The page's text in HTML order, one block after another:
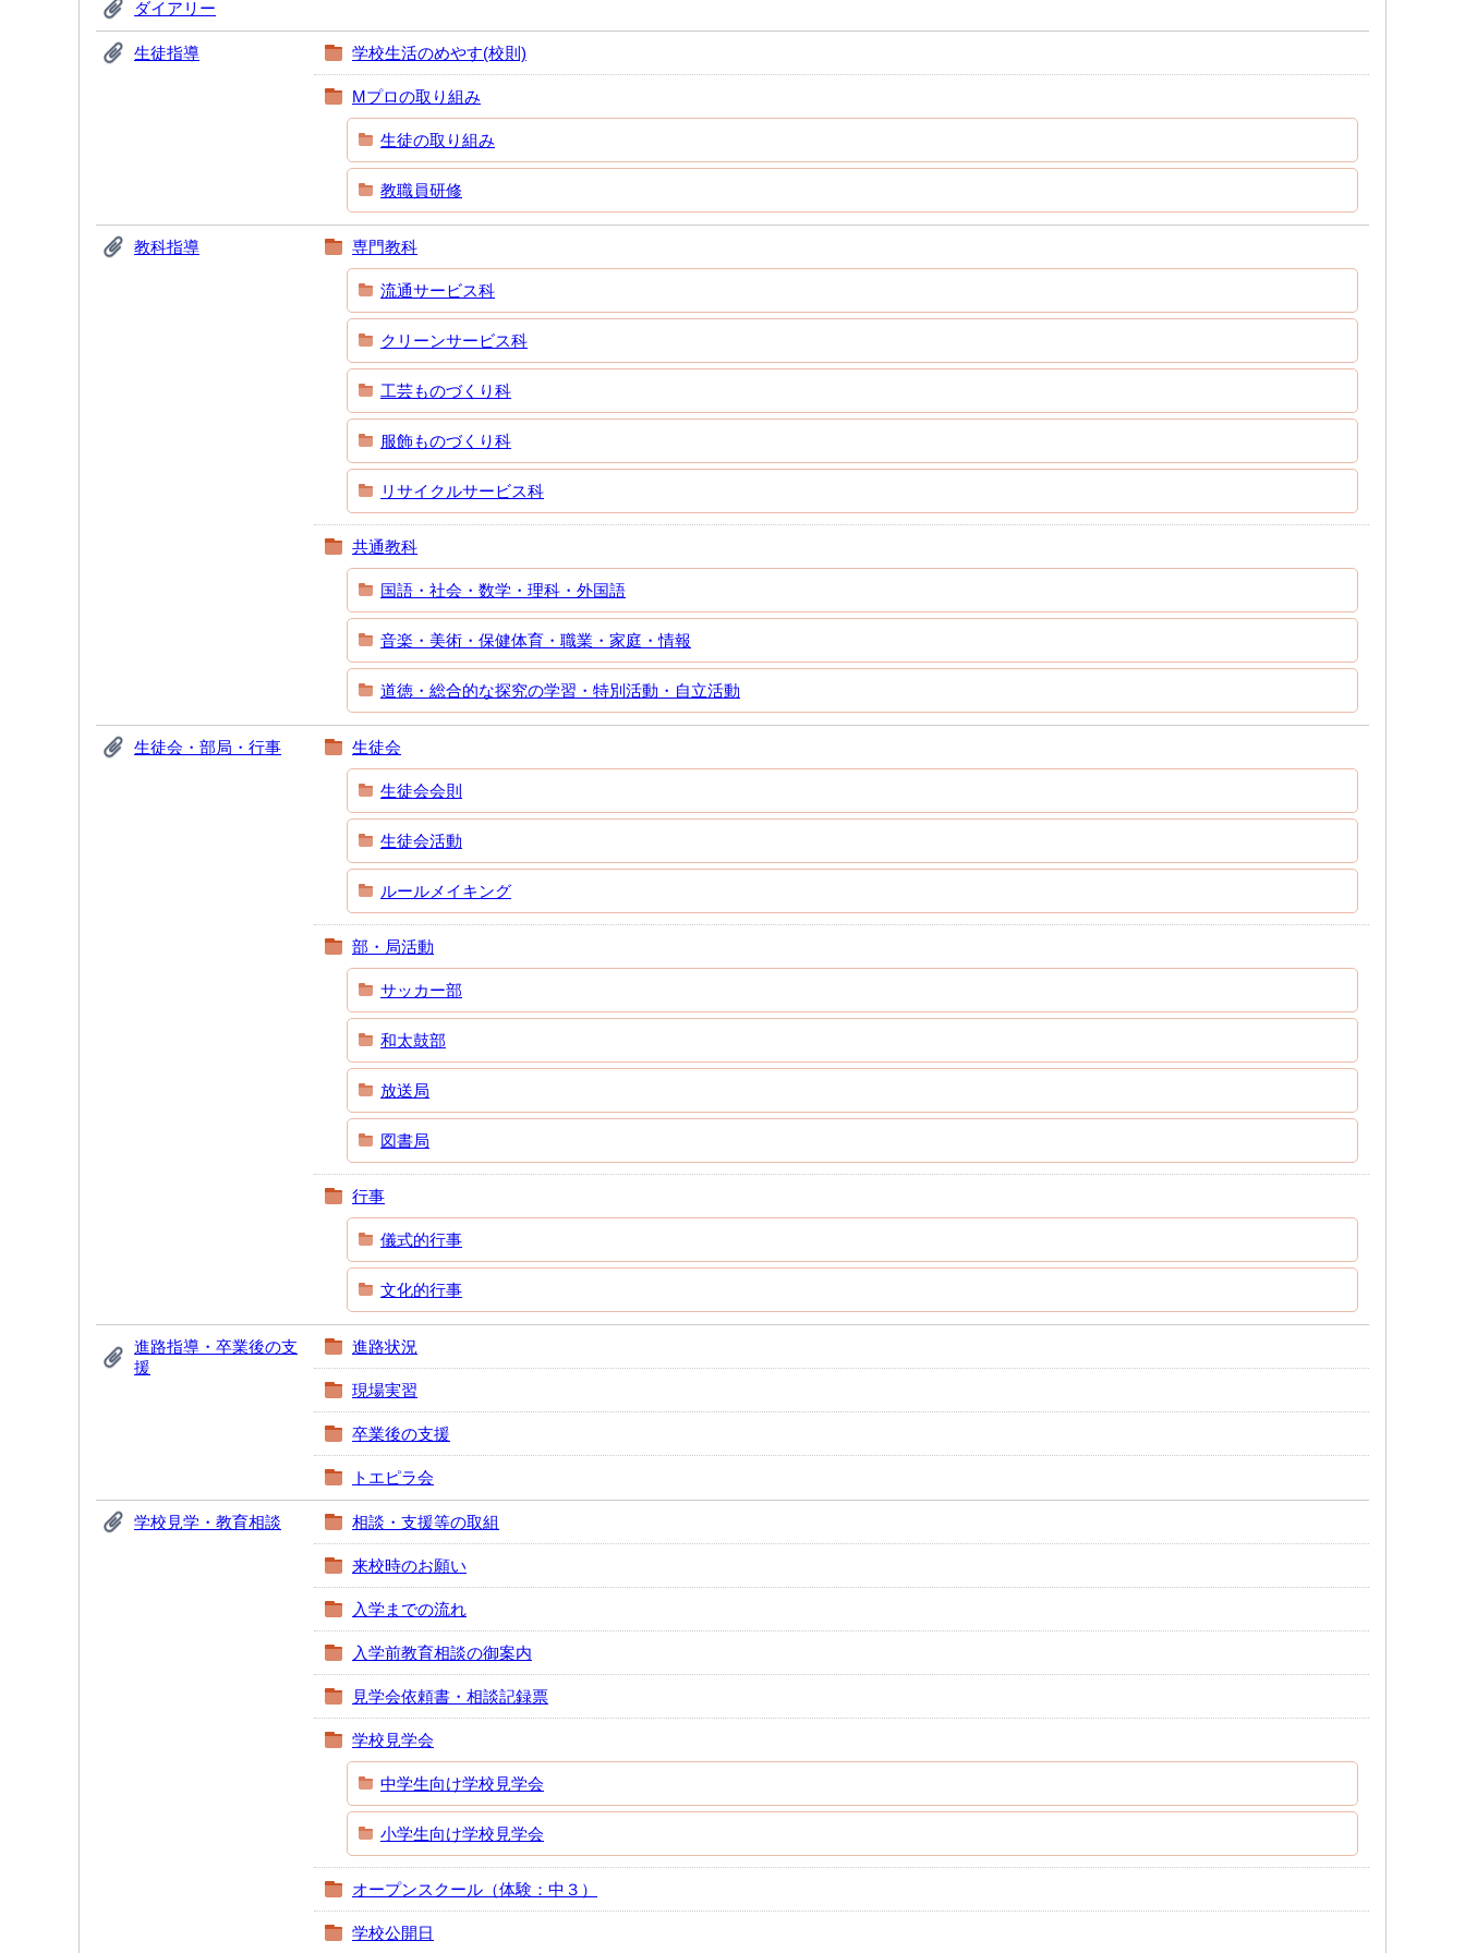
ダイアリー
生徒指導 学校生活のめやす(校則)
Mプロの取り組み
生徒の取り組み
教職員研修
教科指導 専門教科
流通サービス科
クリーンサービス科
工芸ものづくり科
服飾ものづくり科
リサイクルサービス科
共通教科
国語・社会・数学・理科・外国語
音楽・美術・保健体育・職業・家庭・情報
道徳・総合的な探究の学習・特別活動・自立活動
生徒会・部局・行事 生徒会
生徒会会則
生徒会活動
ルールメイキング
部・局活動
サッカー部
和太鼓部
放送局
図書局
行事
儀式的行事
文化的行事
進路指導・卒業後の支
援
進路状況
現場実習
卒業後の支援
トエピラ会
学校見学・教育相談 相談・支援等の取組
来校時のお願い
入学までの流れ
入学前教育相談の御案内
見学会依頼書・相談記録票
学校見学会
中学生向け学校見学会
小学生向け学校見学会
オープンスクール（体験：中３）
学校公開日